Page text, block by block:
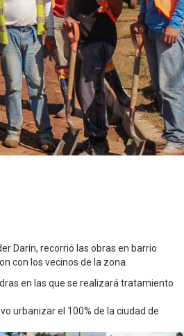
Darín, recorrió las obras en barrio
con los vecinos de la zona.
en las que se realizará tratamiento
urbanizar el 100% de la ciudad de